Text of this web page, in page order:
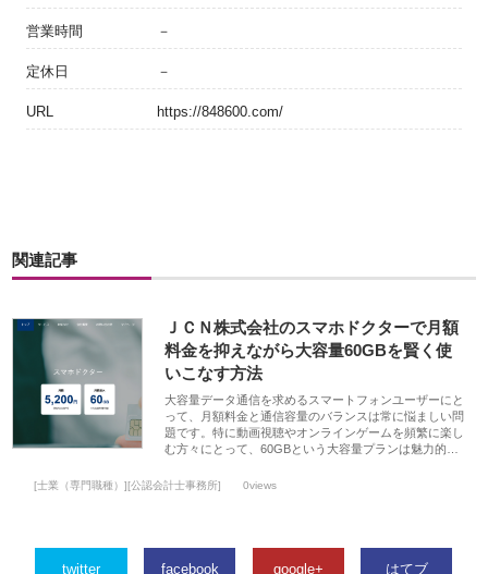
営業時間 －
定休日 －
URL https://848600.com/
関連記事
ＪＣＮ株式会社のスマホドクターで月額
料金を抑えながら大容量60GBを賢く使
いこなす方法
大容量データ通信を求めるスマートフォンユーザーにと
って、月額料金と通信容量のバランスは常に悩ましい問
題です。特に動画視聴やオンラインゲームを頻繁に楽し
む方々にとって、60GBという大容量プランは魅力的…
[士業（専門職種）][公認会計士事務所] 0views
twitter facebook google+ はてブ